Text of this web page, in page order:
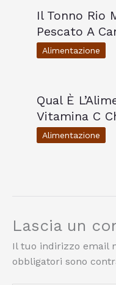
Il Tonno Rio
Pescato A
Alimentazione
Qual È
Vitamina C
Alimentazione
Lascia un
Il tuo indirizzo email
obbligatori sono